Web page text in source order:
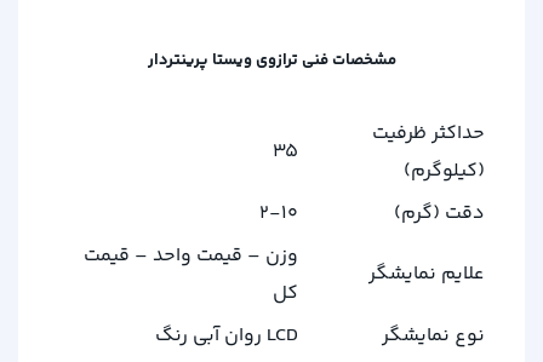
مشخصات فنی ترازوی ویستا پرینتردار
حداکثر ظرفیت
(کیلوگرم)
35
دقت (گرم)
2-10
علایم نمایشگر
وزن – قیمت واحد – قیمت
کل
نوع نمایشگر
LCD روان آبی رنگ